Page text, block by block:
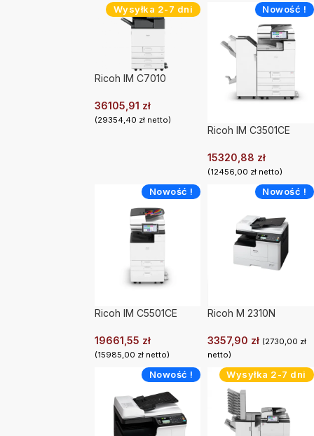
Wysyłka 2-7 dni
Ricoh IM C7010
36105,91 zł
(29354,40 złnetto)
Nowość !
Ricoh IM C3501CE
15320,88 zł
(12456,00 zł netto)
Nowość !
Ricoh IM C5501CE
19661,55 zł
(15985,00 złnetto)
Nowość !
Ricoh M 2310N
3357,90 zł (2730,00 zł
netto)
Nowość ! Wysyłka 2-7 dni